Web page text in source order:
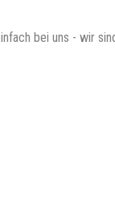
bei uns - wir